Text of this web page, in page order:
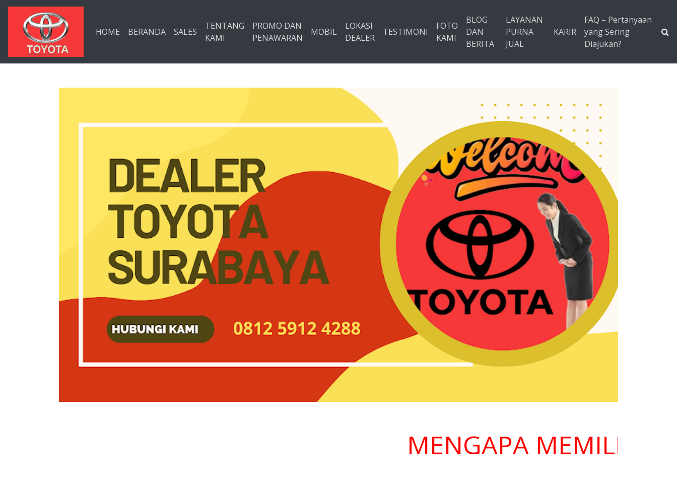
Langsung ke konten utama
HOME BERANDA SALES
TENTANG
KAMI
PROMO DAN
PENAWARAN
MOBIL
LOKASI
DEALER
TESTIMONI
FOTO
KAMI
BLOG
DAN
BERITA
LAYANAN
PURNA
JUAL
KARIR
FAQ – Pertanyaan
yang Sering
Diajukan?
MENGAPA MEMILIH